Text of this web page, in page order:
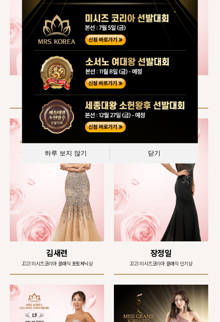
오은희
2023 미시즈코리아 클래식 탤런트상 2023 미시즈코리아 클래식 모델상
김새련
2023 미시즈코리아 클래식 포토제닉상
장정일
2023 미시즈코리아 클래식 인기상
하루 보지 않기 닫기